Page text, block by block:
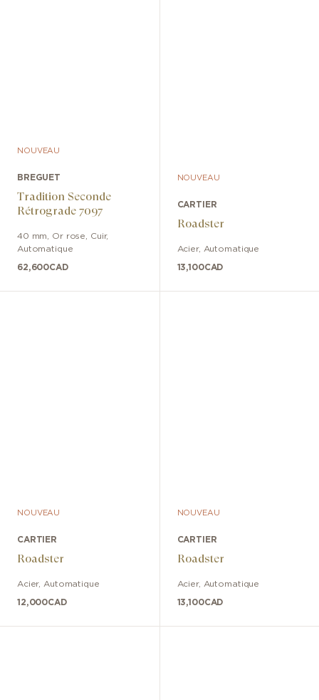
NOUVEAU
BREGUET
Tradition Seconde
Rétrograde 7097
40 mm Or rose Cuir,
Automatique
62,600CAD
NOUVEAU
CARTIER
Roadster
Acier, Automatique
13,100CAD
NOUVEAU
CARTIER
Roadster
Acier, Automatique
12,000CAD
NOUVEAU
CARTIER
Roadster
Acier, Automatique
13,100CAD